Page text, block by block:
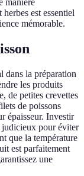
manière
est essentiel
mémorable.
dans la préparation
les produits
de petites crevettes
de poissons
épaisseur. Investir
judicieux pour éviter
que la température
est parfaitement
une